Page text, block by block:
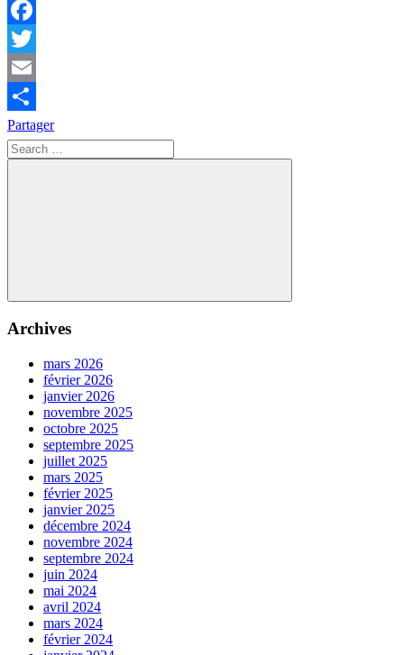
Facebook
Twitter
Email
Partager
Search
for:
Search
Archives
mars 2026
février 2026
janvier 2026
novembre 2025
octobre 2025
septembre 2025
juillet 2025
mars 2025
février 2025
janvier 2025
décembre 2024
novembre 2024
septembre 2024
juin 2024
mai 2024
avril 2024
mars 2024
février 2024